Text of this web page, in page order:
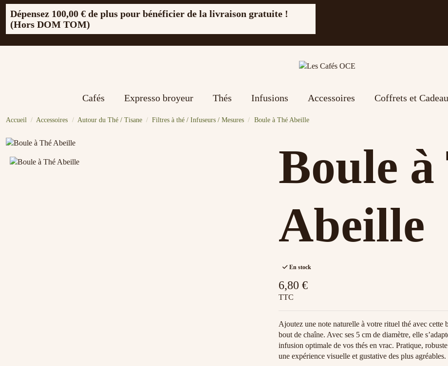
Dépensez 100,00 € de plus pour bénéficier de la livraison gratuite !
(Hors DOM TOM)
Cafés Expresso broyeur Thés Infusions Accessoires Coffrets et
Accueil Accessoires Autour du Thé / Tisane Filtres à thé / Infuseurs / Mesures Boule à Thé Abeille
Boule à
Abeille
En stock
6,80 €
TTC
Ajoutez une note naturelle à votre rituel thé avec cette
bout de chaîne. Avec ses 5 cm de diamètre, elle
infusion optimale de vos thés en vrac. Pratique,
une expérience visuelle et gustative des plus agréables.